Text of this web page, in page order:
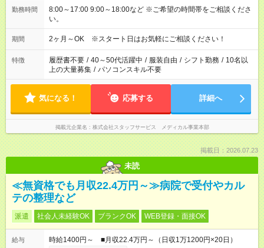
勤務時間
8:00～17:00 9:00～18:00など ※ご希望の時間帯をご相談くださ
い。
期間 2ヶ月～OK ※スタート日はお気軽にご相談ください！
特徴 履歴書不要 / 40～50代活躍中 / 服装自由 / シフト勤務 / 10名以
上の大量募集 / パソコンスキル不要
気になる！ 応募する 詳細へ
掲載元企業名 株式会社スタッフサービス メディカル事業本部
掲載日：2026.07.23
未読
≪無資格でも月収22.4万円～≫病院で受付やカル
テの整理など
派遣 社会人未経験OK ブランクOK WEB登録・面接OK
給与
時給1400円～ ■月収22.4万円～（日収1万1200円×20日）